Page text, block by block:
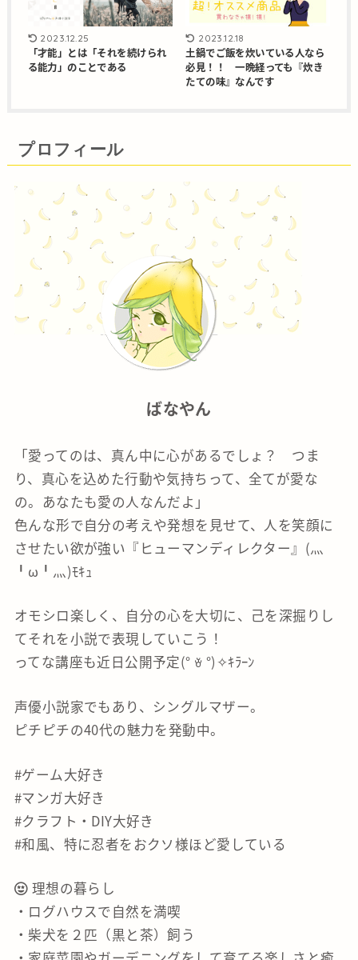
2023.12.25
「才能」とは「それを続けられ
る能力」のことである
2023.12.18
土鍋でご飯を炊いている人なら
必見！！ 一晩経っても『炊き
たての味』なんです
プロフィール
ばなやん
「愛ってのは、真ん中に心があるでしょ？ つま
り、真心を込めた行動や気持ちって、全てが愛な
の。あなたも愛の人なんだよ」
色んな形で自分の考えや発想を見せて、人を笑顔に
させたい欲が強い『ヒューマンディレクター』(灬
╹ω╹灬)ﾓｷｭ
オモシロ楽しく、自分の心を大切に、己を深掘りし
てそれを小説で表現していこう！
ってな講座も近日公開予定(° ꈊ °)✧ｷﾗｰﾝ
声優小説家でもあり、シングルマザー。
ピチピチの40代の魅力を発動中。
#ゲーム大好き
#マンガ大好き
#クラフト・DIY大好き
#和風、特に忍者をおクソ様ほど愛している
理想の暮らし
・ログハウスで自然を満喫
・柴犬を２匹（黒と茶）飼う